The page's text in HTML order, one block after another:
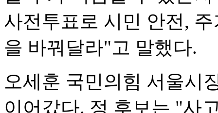
사전투표로 시민 안전,
을 바꿔달라"고 말했다.
오세훈 국민의힘 서울시
이어갔다. 정 후보는 "사